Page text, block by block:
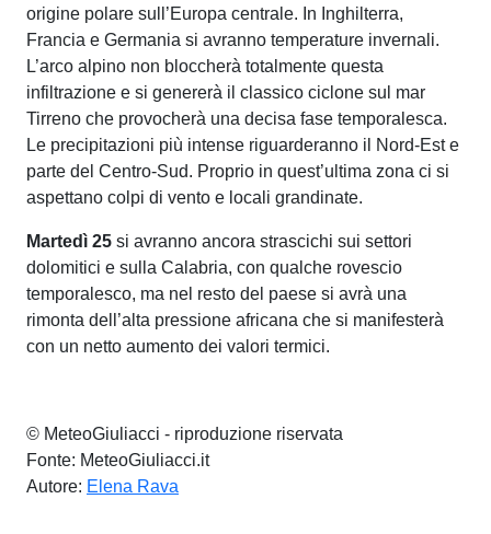
origine polare sull’Europa centrale. In Inghilterra,
Francia e Germania si avranno temperature invernali.
L’arco alpino non bloccherà totalmente questa
infiltrazione e si genererà il classico ciclone sul mar
Tirreno che provocherà una decisa fase temporalesca.
Le precipitazioni più intense riguarderanno il Nord-Est e
parte del Centro-Sud. Proprio in quest’ultima zona ci si
aspettano colpi di vento e locali grandinate.
Martedì 25 si avranno ancora strascichi sui settori
dolomitici e sulla Calabria, con qualche rovescio
temporalesco, ma nel resto del paese si avrà una
rimonta dell’alta pressione africana che si manifesterà
con un netto aumento dei valori termici.
© MeteoGiuliacci - riproduzione riservata
Fonte: MeteoGiuliacci.it
Autore: Elena Rava